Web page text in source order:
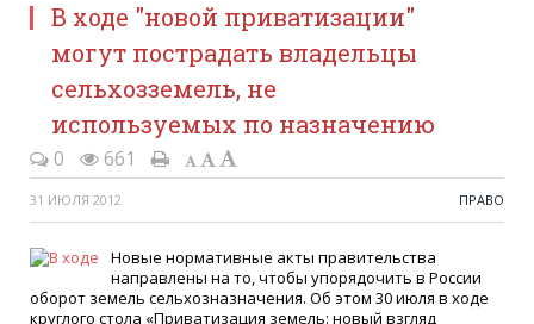
В ходе "новой приватизации"
могут пострадать владельцы
сельхозземель, не
используемых по назначению
0 661
31 ИЮЛЯ 2012 ПРАВО
Новые нормативные акты правительства
направлены на то, чтобы упорядочить в России
оборот земель сельхозназначения. Об этом 30 июля в ходе
круглого стола «Приватизация земель: новый взгляд